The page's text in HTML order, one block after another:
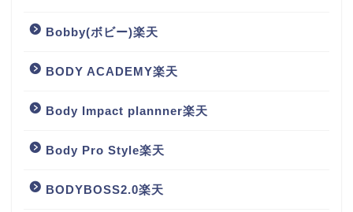
Bobby(ボビー)楽天
BODY ACADEMY楽天
Body Impact plannner楽天
Body Pro Style楽天
BODYBOSS2.0楽天